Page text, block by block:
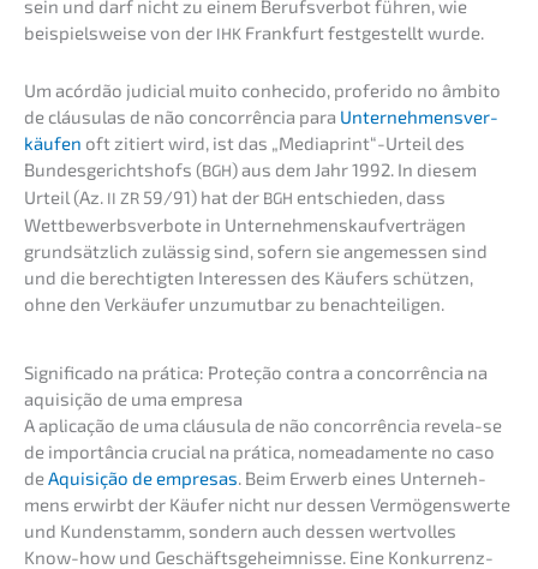
sein und darf nicht zu einem Berufs­ver­bot führen, wie
beispiels­wei­se von der IHK Frank­furt festge­stellt wurde.
Um acórdão judicial muito conhe­ci­do, profer­ido no âmbito
de cláusu­las de não concor­rên­cia para Unter­neh­mens­ver­
käu­fen oft zitiert wird, ist das „Mediaprint“-Urteil des
Bundes­ge­richts­hofs (BGH) aus dem Jahr 1992. In diesem
Urteil (Az. II ZR 59/91) hat der BGH entschie­den, dass
Wettbe­werbs­ver­bo­te in Unter­neh­mens­kauf­ver­trä­gen
grund­sätz­lich zuläs­sig sind, sofern sie angemes­sen sind
und die berech­tig­ten Inter­es­sen des Käufers schüt­zen,
ohne den Verkäu­fer unzumut­bar zu benachteiligen.
Signi­fi­ca­do na práti­ca: Prote­ção contra a concor­rên­cia na
aquisi­ção de uma empresa
A aplica­ção de uma cláusu­la de não concor­rên­cia revela-se
de impor­tân­cia crucial na práti­ca, nomea­da­men­te no caso
deAquisi­ção de empre­sas. Beim Erwerb eines Unter­neh­
mens erwirbt der Käufer nicht nur dessen Vermö­gens­wer­te
und Kunden­stamm, sondern auch dessen wertvol­les
Know-how und Geschäfts­ge­heim­nis­se. Eine Konkur­renz­